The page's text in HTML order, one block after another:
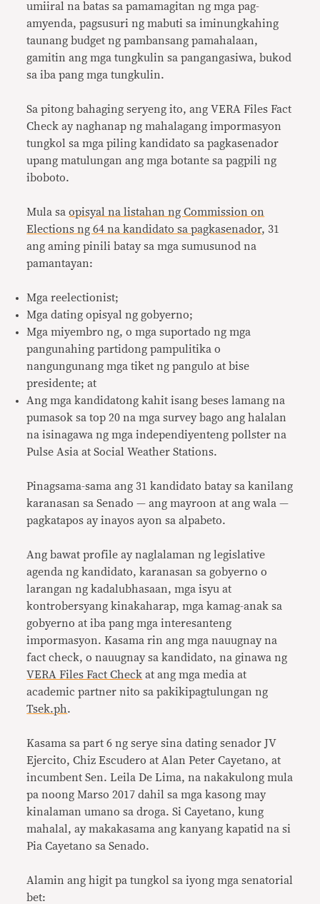
umiiral na batas sa pamamagitan ng mga pag-
amyenda, pagsusuri ng mabuti sa iminungkahing
taunang budget ng pambansang pamahalaan,
gamitin ang mga tungkulin sa pangangasiwa, bukod
sa iba pang mga tungkulin.
Sa pitong bahaging seryeng ito, ang VERA Files Fact
Check ay naghanap ng mahalagang impormasyon
tungkol sa mga piling kandidato sa pagkasenador
upang matulungan ang mga botante sa pagpili ng
iboboto.
Mula saopisyal na listahan ng Commission on
Elections ng 64 na kandidato sa pagkasenador, 31
ang aming pinili batay sa mga sumusunod na
pamantayan:
Mga reelectionist;
Mga dating opisyal ng gobyerno;
Mga miyembro ng, o mga suportado ng mga
pangunahing partidong pampulitika o
nangungunang mga tiket ng pangulo at bise
presidente; at
Ang mga kandidatong kahit isang beses lamang na
pumasok sa top 20 na mga survey bago ang halalan
na isinagawa ng mga independiyenteng pollster na
Pulse Asia at Social Weather Stations.
Pinagsama-sama ang 31 kandidato batay sa kanilang
karanasan sa Senado — ang mayroon at ang wala —
pagkatapos ay inayos ayon sa alpabeto.
Ang bawat profile ay naglalaman ng legislative
agenda ng kandidato, karanasan sa gobyerno o
larangan ng kadalubhasaan, mga isyu at
kontrobersyang kinakaharap, mga kamag-anak sa
gobyerno at iba pang mga interesanteng
impormasyon. Kasama rin ang mga nauugnay na
fact check, o nauugnay sa kandidato, na ginawa ng
VERA Files Fact Check at ang mga media at
academic partner nito sa pakikipagtulungan ng
Tsek.ph.
Kasama sa part 6 ng serye sina dating senador JV
Ejercito, Chiz Escudero at Alan Peter Cayetano, at
incumbent Sen. Leila De Lima, na nakakulong mula
pa noong Marso 2017 dahil sa mga kasong may
kinalaman umano sa droga. Si Cayetano, kung
mahalal, ay makakasama ang kanyang kapatid na si
Pia Cayetano sa Senado.
Alamin ang higit pa tungkol sa iyong mga senatorial
bet: